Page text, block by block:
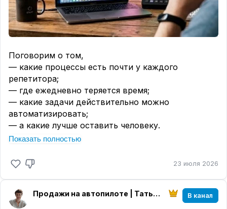
процессы репетитор может автоматизировать
уже сейчас, без команды, программистов и
сложных настроек.
вовлечённость, а где систему можно настроить
один раз и больше не возвращаться к этому
каждый день.
#system001
Поговорим о том,
— какие процессы есть почти у каждого
репетитора;
— где ежедневно теряется время;
— какие задачи действительно можно
автоматизировать;
— а какие лучше оставить человеку.
И, конечно, разберём ваши вопросы на реальных
Если давно хотелось понять, с чего вообще
Только практика.
Показать полностью
23 июля 2026
Продажи на автопилоте | Татьяна Астафьева В канал